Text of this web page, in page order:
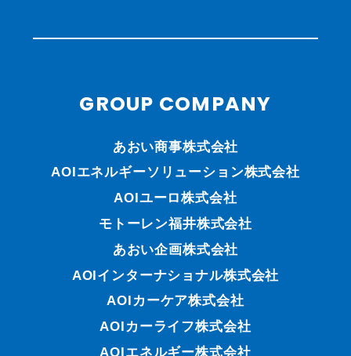
GROUP COMPANY
あおい商事株式会社
AOIエネルギーソリューション株式会社
AOIユーロ株式会社
モトーレン福井株式会社
あおい企画株式会社
AOIインターナショナル株式会社
AOIカーケア株式会社
AOIカーライフ株式会社
AOIエネルギー株式会社